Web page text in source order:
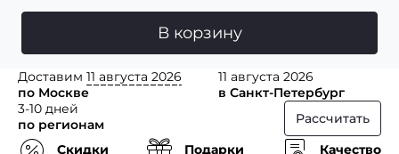
В корзину
Доставим 11 августа 2026
по Москве
11 августа 2026
в Санкт-Петербург
3-10 дней
по регионам
Рассчитать
Скидки
Подарки
Качество